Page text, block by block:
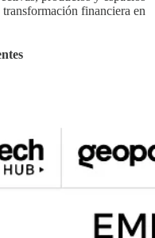
financiera en